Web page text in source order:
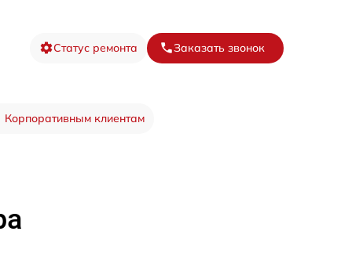
Статус ремонта Заказать звонок
Корпоративным клиентам